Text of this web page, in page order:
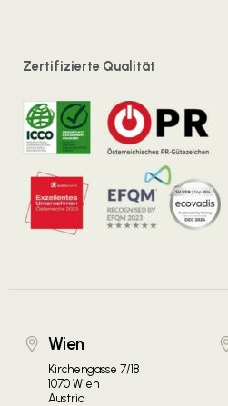
Zertifizierte Qualität
Wien
Kirchengasse 7/18
1070 Wien
Austria